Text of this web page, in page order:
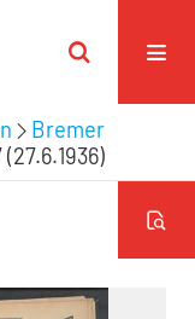
Bremer
(27.6.1936)